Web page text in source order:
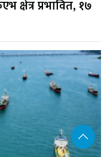
क्षेत्र प्रभावित, १७